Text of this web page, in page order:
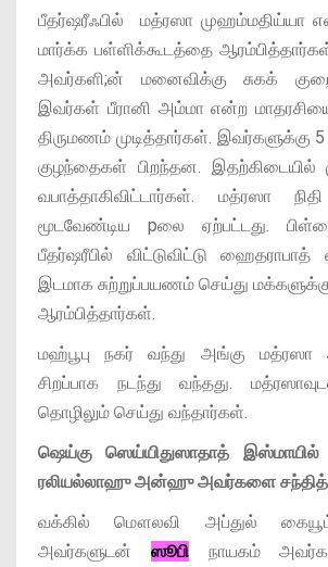
பீதர்ஷரீஃபில் மத்ரஸா முஹம்மதிய்யா
மார்க்க பள்ளிக்கூடத்தை
அவர்களி;ன் மனைவிக்கு சுகக்
இவர்கள் பீரானி அம்மா என்ற
திருமணம் முடித்தார்கள்.
குழந்தைகள் பிறந்தன. இதற்கிடையில்
வபாத்தாகிவிட்டார்கள். மத்ரஸா
மூடவேண்டிய pலை ஏற்பட்டது.
பீதர்ஷரீபில் விட்டுவிட்டு
இடமாக சுற்றுப்பயணம் செய்து
ஆரம்பித்தார்கள்.
மஹ்பூபு நகர் வந்து அங்கு மத்ரஸா
சிறப்பாக நடந்து வந்தது.
தொழிலும் செய்து வந்தார்கள்.
ஷெய்கு ஸெய்யிதுஸாதாத் இஸ்மாயில்
ரலியல்லாஹு அன்ஹு அவர்களை
வக்கில் மௌலவி அப்துல்
அவர்களுடன் ஸூபிநாயகம்